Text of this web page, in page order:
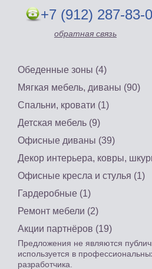
+7 (912) 287-83-
обратная связь
Обеденные зоны (4)
Мягкая мебель, диваны (90)
Спальни, кровати (1)
Детская мебель (9)
Офисные диваны (39)
Декор интерьера, ковры,
Офисные кресла и стулья (1)
Гардеробные (1)
Ремонт мебели (2)
Акции партнёров (19)
Предложения не являются
используется в
разработчика.